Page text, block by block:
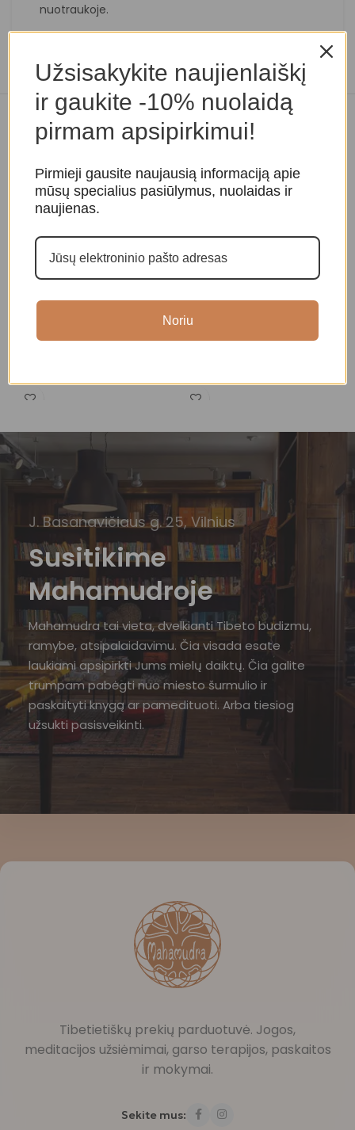
nuotraukoje.
Panašios prekės
Sadhu lenta „Vilkas” 7 mm
Sadhu lenta „Om” 7 mm
J. Basanavičiaus g. 25, Vilnius
Susitikime
Mahamudroje
Mahamudra tai vieta, dvelkianti Tibeto budizmu,
ramybe, atsipalaidavimu. Čia visada esate
laukiami apsipirkti Jums mielų daiktų. Čia galite
trumpam pabėgti nuo miesto šurmulio ir
paskaityti knygą ar pamedituoti. Arba tiesiog
užsukti pasisveikinti.
Tibetietiškų prekių parduotuvė. Jogos,
meditacijos užsiėmimai, garso terapijos, paskaitos
ir mokymai.
Sekite mus:
Užsisakykite naujienlaiškį
ir gaukite -10% nuolaidą
pirmam apsipirkimui!
Pirmieji gausite naujausią informaciją apie
mūsų specialius pasiūlymus, nuolaidas ir
naujienas.
Noriu